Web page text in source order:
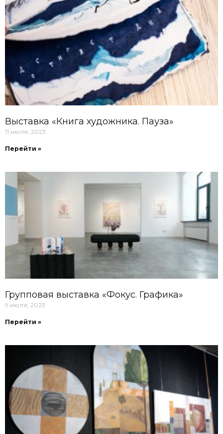
Выставка «Книга художника. Пауза»
11 июля, 2023
Перейти »
Групповая выставка «Фокус. Графика»
9 июля, 2023
Перейти »